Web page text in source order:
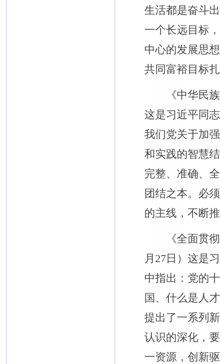
生活都是奋斗
一个长远目标
中心的发展思
共同富裕目标
《中华民族
这是习近平同
我们党关于加
和实践的智慧
完整、准确、
团结之本。必
的主线，不断
《全面贯彻
月27日）这是
中指出：党的
国、什么是人
提出了一系列
认识的深化，
一资源，创新